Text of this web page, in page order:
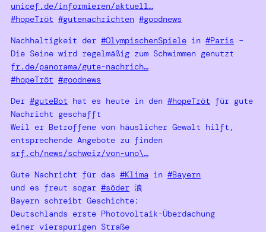
unicef.de/informieren/aktuell…
#hopeTröt #gutenachrichten #goodnews
Nachhaltigkeit der #OlympischenSpiele in #Paris –
Die Seine wird regelmäßig zum Schwimmen genutzt
fr.de/panorama/gute-nachrich…
#hopeTröt #goodnews
Der #guteBot hat es heute in den #hopeTröt für gute
Nachricht geschafft
Weil er Betroffene von häuslicher Gewalt hilft,
entsprechende Angebote zu finden
srf.ch/news/schweiz/von-uno\…
Gute Nachricht für das #Klima in #Bayern
und es freut sogar #söder 浪
Bayern schreibt Geschichte:
Deutschlands erste Photovoltaik-Überdachung
einer vierspurigen Straße